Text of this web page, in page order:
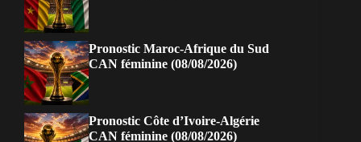
Pronostic Maroc-Afrique du Sud
CAN féminine (08/08/2026)
Pronostic Côte d’Ivoire-Algérie
CAN féminine (08/08/2026)